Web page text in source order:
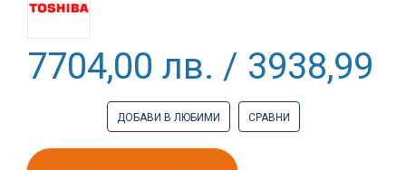
7704,00 лв. / 3938,99 €
ДОБАВИ В ЛЮБИМИ СРАВНИ